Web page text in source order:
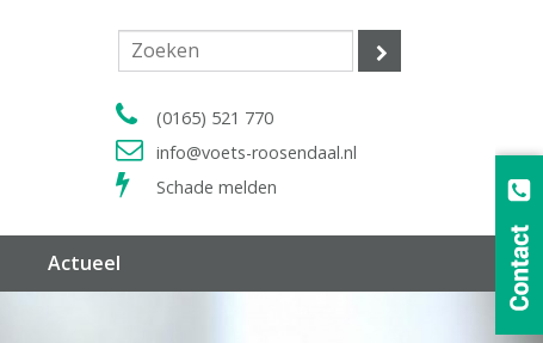
(0165) 521 770
info@voets-roosendaal.nl
Schade melden
Actueel